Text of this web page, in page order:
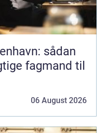
sådan
fagmand til
06 August 2026